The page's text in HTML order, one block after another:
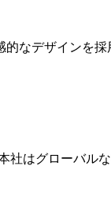
なデザインを採
社はグローバル